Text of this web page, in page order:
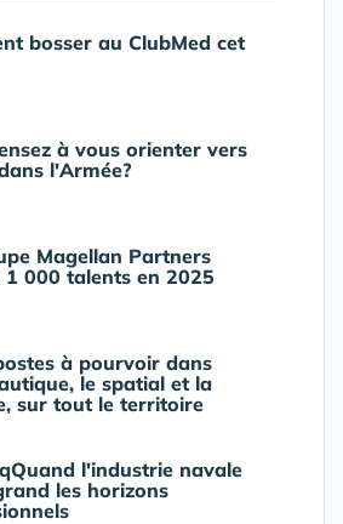
bosser au ClubMed cet
à vous orienter vers
l'Armée?
Magellan Partners
1 000 talents en 2025
à pourvoir dans
le spatial et la
sur tout le territoire
l'industrie navale
les horizons